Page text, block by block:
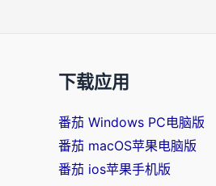
下载应用
番茄 Windows PC电脑版
番茄 macOS苹果电脑版
番茄 ios苹果手机版